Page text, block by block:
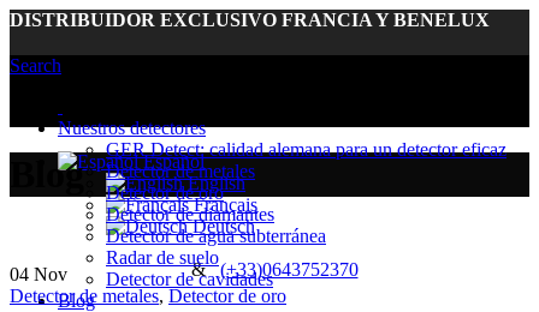
DISTRIBUIDOR EXCLUSIVO FRANCIA Y BENELUX
Euro (€) - EUR
Dólar de los Estados Unidos (US) ($) - USD
Español
English
Français
Deutsch
&(+33)0643752370
Search
Nuestros detectores
GER Detect: calidad alemana para un detector eficaz
Detector de metales
Detector de oro
Detector de diamantes
Detector de agua subterránea
Radar de suelo
Detector de cavidades
Blog
Blog
04 Nov
Detector de metales, Detector de oro